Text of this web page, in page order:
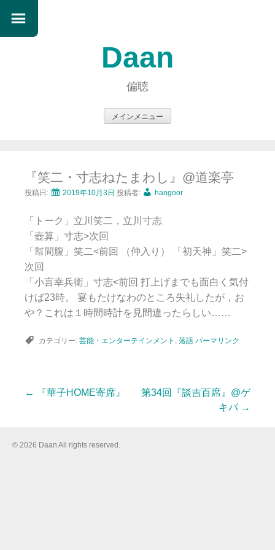
Daan
偏聴
メインメニュー
ン
ツ
ス
キ
ッ
プ
『笑二・寸志ねたまわし』@道楽亭
投稿日: 2019年10月3日 投稿者: hangoor
「トーク」立川笑二，立川寸志
「壺算」寸志>次回
「幇間腹」笑二<前回 （仲入り） 「初天神」笑二>
次回
「小言幸兵衛」寸志<前回 打上げまでも面白く気付
けば23時。 宴もたけなわのところ失礼したが，お
や？これは１時間時計を見間違ったらしい……
カテゴリー: 芸能・エンターテインメント , 落語 パーマリンク
投
稿
← 『華子HOME寄席』
第34回『談吉百席』@ゲ
キパ →
© 2026 Daan All rights reserved.